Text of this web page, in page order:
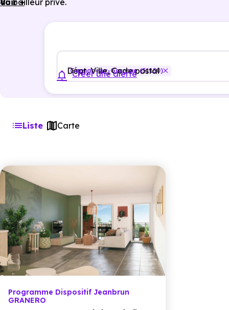
du bailleur privé.
Voir +
Dépt, Ville, Code postal
Gagnac-sur-Garonne (31150)
Créer une alerte
Liste Carte
Programme Dispositif Jeanbrun
GRANERO